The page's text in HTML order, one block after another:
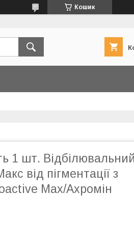
Кошик
1 шт. Відбілювальний
від пігментації з
Max/Ахромін